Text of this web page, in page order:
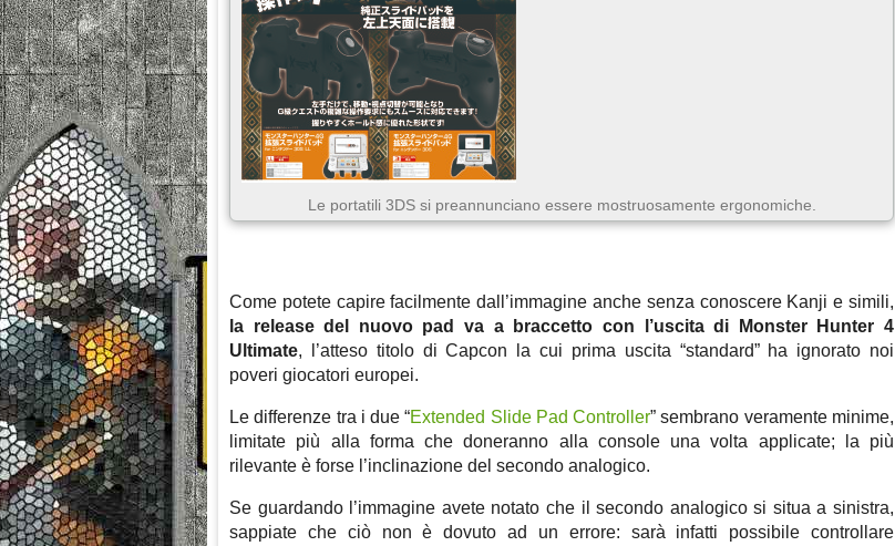
Le portatili 3DS si preannunciano essere mostruosamente ergonomiche.
Come potete capire facilmente dall’immagine anche senza conoscere Kanji e simili,
la release del nuovo pad va a braccetto con l’uscita di Monster Hunter 4
Ultimate, l’atteso titolo di Capcon la cui prima uscita “standard” ha ignorato noi
poveri giocatori europei.
Le differenze tra i due “Extended Slide Pad Controller” sembrano veramente minime,
limitate più alla forma che doneranno alla console una volta applicate; la più
rilevante è forse l’inclinazione del secondo analogico.
Se guardando l’immagine avete notato che il secondo analogico si situa a sinistra,
sappiate che ciò non è dovuto ad un errore: sarà infatti possibile controllare